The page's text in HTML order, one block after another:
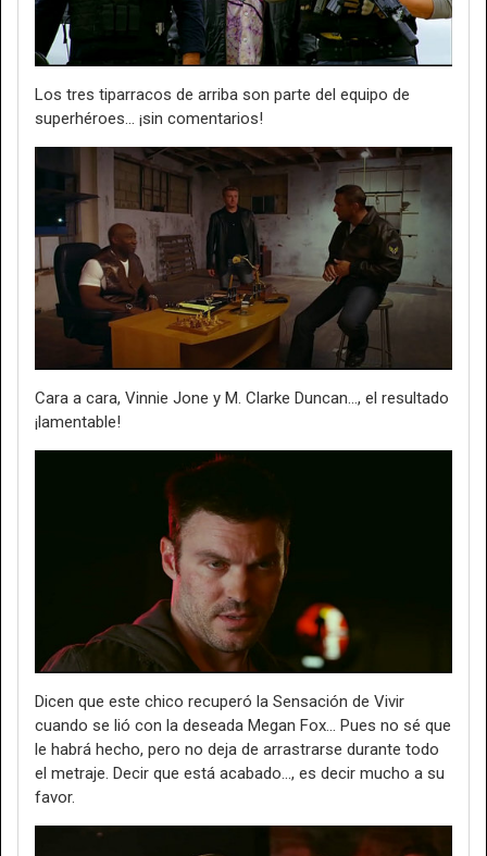
Los tres tiparracos de arriba son parte del equipo de
superhéroes... ¡sin comentarios!
Cara a cara, Vinnie Jone y M. Clarke Duncan..., el resultado
¡lamentable!
Dicen que este chico recuperó la Sensación de Vivir
cuando se lió con la deseada Megan Fox... Pues no sé que
le habrá hecho, pero no deja de arrastrarse durante todo
el metraje. Decir que está acabado..., es decir mucho a su
favor.